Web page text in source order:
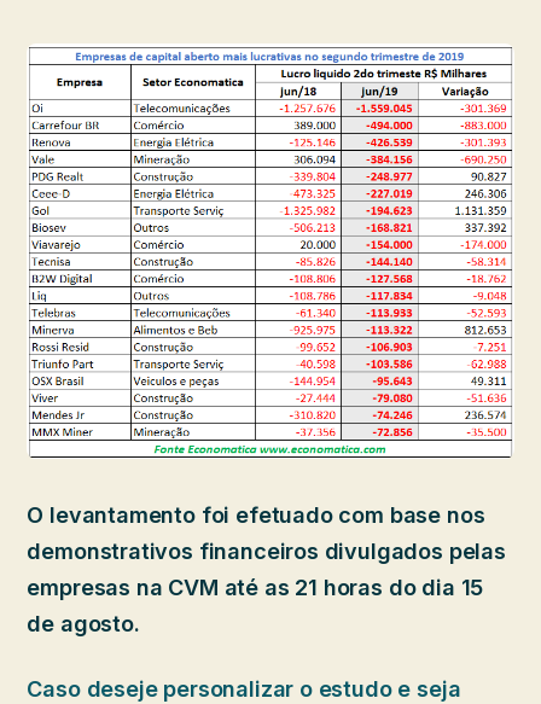
O levantamento foi efetuado com base nos
demonstrativos financeiros divulgados pelas
empresas na CVM até as 21 horas do dia 15
de agosto.
Caso deseje personalizar o estudo e seja